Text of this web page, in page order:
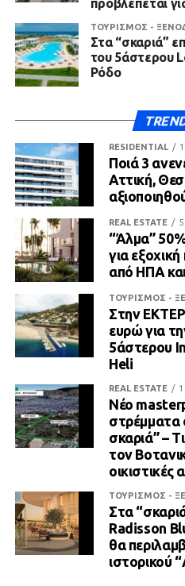
προβλέπεται
ΤΟΥΡΙΣΜΟΣ -
Στα “σκαριά”
του 5άστερου
Ρόδο
RESIDENTIAL
Ποιά 3
Αττική,
REAL ESTATE
“Άλμα”
για
από ΗΠΑ
ΤΟΥΡΙΣΜΟΣ -
Στην
ευρώ για
5άστερου
Heli
REAL ESTATE
Νέο
στρέμματα
σκαριά” –
τον
οικιστικές
ΤΟΥΡΙΣΜΟΣ -
Στα
Radisson
θα
ιστορικού